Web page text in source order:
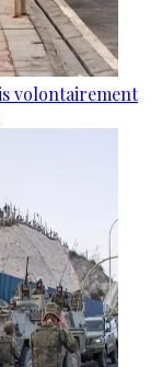
volontairement